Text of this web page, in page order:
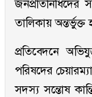
জনপ্রতিনিধিদের
তালিকায়
প্রতিবেদনে
পরিষদের
সদস্য সন্তোষ